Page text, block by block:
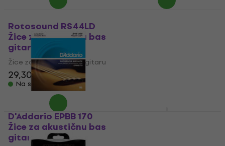
Rotosound RS44LD
Žice za akustičnu bas
gitaru (Kao novo)
Žice za akustičnu bas gitaru
29,30 €30,60 €
Na skladištu
D'Addario EPBB 170
Žice za akustičnu bas
gitaru